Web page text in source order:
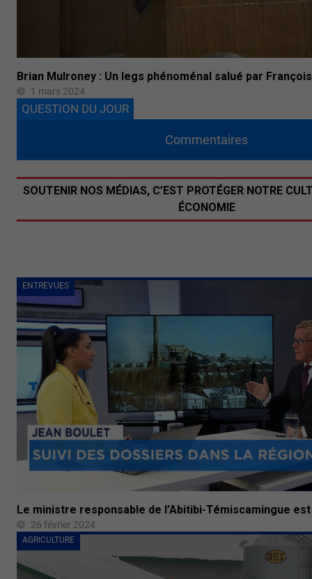
Brian Mulroney : Un legs phénoménal salué par
1 mars 2024
ENTREVUES
Le ministre responsable de l’Abitibi-Témiscamingue
26 février 2024
AGRICULTURE
QUESTION DU JOUR
Commentaires
SOUTENIR NOS MÉDIAS, C’EST PROTÉGER NOTRE
ÉCONOMIE